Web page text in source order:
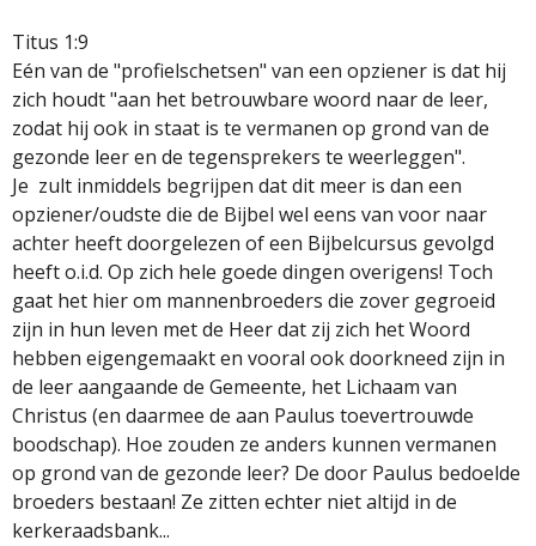
Titus 1:9
Eén van de "profielschetsen" van een opziener is dat hij
zich houdt "aan het betrouwbare woord naar de leer,
zodat hij ook in staat is te vermanen op grond van de
gezonde leer en de tegensprekers te weerleggen".
Je zult inmiddels begrijpen dat dit meer is dan een
opziener/oudste die de Bijbel wel eens van voor naar
achter heeft doorgelezen of een Bijbelcursus gevolgd
heeft o.i.d. Op zich hele goede dingen overigens! Toch
gaat het hier om mannenbroeders die zover gegroeid
zijn in hun leven met de Heer dat zij zich het Woord
hebben eigengemaakt en vooral ook doorkneed zijn in
de leer aangaande de Gemeente, het Lichaam van
Christus (en daarmee de aan Paulus toevertrouwde
boodschap). Hoe zouden ze anders kunnen vermanen
op grond van de gezonde leer? De door Paulus bedoelde
broeders bestaan! Ze zitten echter niet altijd in de
kerkeraadsbank...